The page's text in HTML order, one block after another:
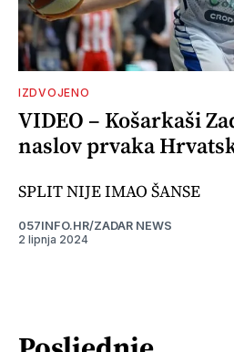
IZDVOJENO
VIDEO – Košarkaši
naslov prvaka
SPLIT NIJE IMAO ŠANSE
057INFO.HR/ZADAR NEWS
2 lipnja 2024